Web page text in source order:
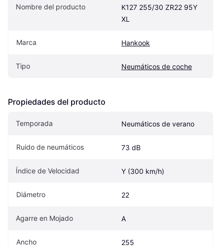
Nombre del producto
K127 255/30 ZR22 95Y
XL
Marca Hankook
Tipo Neumáticos de coche
Propiedades del producto
Temporada Neumáticos de verano
Ruido de neumáticos 73 dB
Índice de Velocidad Y (300 km/h)
Diámetro 22
Agarre en Mojado A
Ancho 255